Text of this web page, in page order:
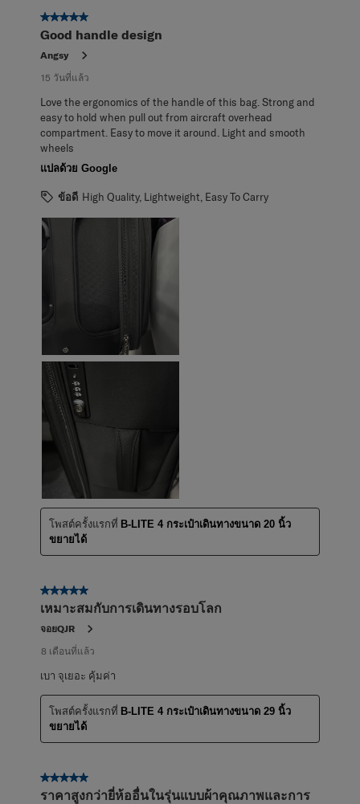
วิจารณ์
5 จาก 5 ดาว
Good handle design
Angsy
15 วันที่แล้ว
Love the ergonomics of the handle of this bag. Strong and
easy to hold when pull out from aircraft overhead
compartment. Easy to move it around. Light and smooth
wheels
แปลด้วย Google
ข้อดี High Quality, Lightweight, Easy To Carry
โพสต์ครั้งแรกที่ B-LITE 4 กระเป๋าเดินทางขนาด 20 นิ้ว
ขยายได้
5 จาก 5 ดาว
เหมาะสมกับการเดินทางรอบโลก
จอยQJR
8 เดือนที่แล้ว
เบา จุเยอะ คุ้มค่า
โพสต์ครั้งแรกที่ B-LITE 4 กระเป๋าเดินทางขนาด 29 นิ้ว
ขยายได้
5 จาก 5 ดาว
ราคาสูงกว่ายี่ห้ออื่นในรุ่นแบบผ้าคุณภาพและการ